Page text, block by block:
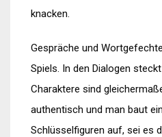
knacken.
Gespräche und
Spiels. In den Dialogen
Charaktere sind
authentisch und man baut
Schlüsselfiguren auf, sei es